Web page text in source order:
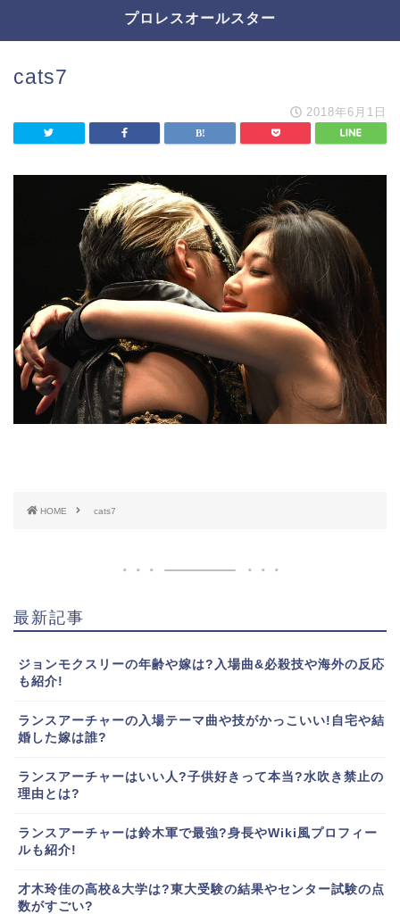
プロレスオールスター
cats7
2018年6月1日
HOME cats7
最新記事
ジョンモクスリーの年齢や嫁は?入場曲&必殺技や海外の反応
も紹介!
ランスアーチャーの入場テーマ曲や技がかっこいい!自宅や結
婚した嫁は誰?
ランスアーチャーはいい人?子供好きって本当?水吹き禁止の
理由とは?
ランスアーチャーは鈴木軍で最強?身長やWiki風プロフィー
ルも紹介!
才木玲佳の高校&大学は?東大受験の結果やセンター試験の点
数がすごい?